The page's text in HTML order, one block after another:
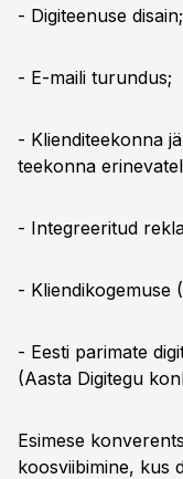
- Digiteenuse disain;
- E-maili turundus;
- Klienditeekonna
teekonna
- Integreeritud
- Kliendikogemuse
- Eesti parimate
(Aasta Digitegu
Esimese
koosviibimine, kus